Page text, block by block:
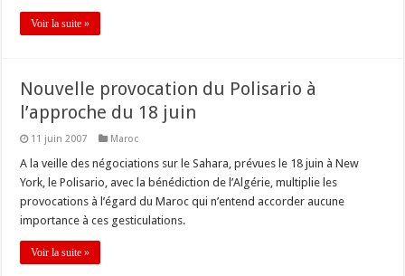
Voir la suite »
Nouvelle provocation du Polisario à
l’approche du 18 juin
11 juin 2007 Maroc
A la veille des négociations sur le Sahara, prévues le 18 juin à New
York, le Polisario, avec la bénédiction de l’Algérie, multiplie les
provocations à l’égard du Maroc qui n’entend accorder aucune
importance à ces gesticulations.
Voir la suite »